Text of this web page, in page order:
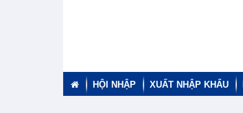
HỘI NHẬP XUẤT NHẬP KHẨU